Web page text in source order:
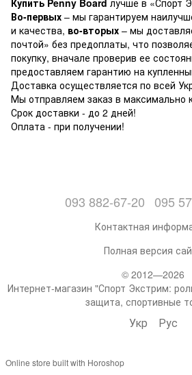
Во-первых – мы гарантируем
и качества, во-вторых – мы
почтой» без предоплаты, что
покупку, вначале проверив ее
предоставляем гарантию на
Доставка осуществляется по всей
Мы отправляем заказ в максимально
Срок доставки - до 2 дней!
Оплата - при получении!
093 882-67-20 095
Контактная
Полная версия
© 2012—2026
Интернет-магазин "Спорт Экстрим:
защита, спортивные
Укр Рус
Online store built with Horoshop